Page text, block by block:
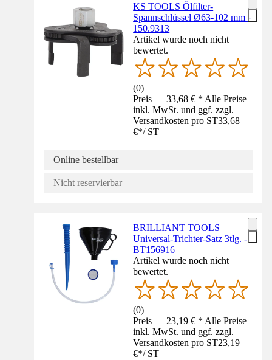
KS TOOLS Ölfilter-
Spannschlüssel Ø63-102 mm -
150.9313
Artikel wurde noch nicht
bewertet.
(0)
Preis — 33,68 € * Alle Preise
inkl. MwSt. und ggf. zzgl.
Versandkosten pro ST33,68
€*/ ST
Online bestellbar
Nicht reservierbar
BRILLIANT TOOLS
Universal-Trichter-Satz 3tlg. -
BT156916
Artikel wurde noch nicht
bewertet.
(0)
Preis — 23,19 € * Alle Preise
inkl. MwSt. und ggf. zzgl.
Versandkosten pro ST23,19
€*/ ST